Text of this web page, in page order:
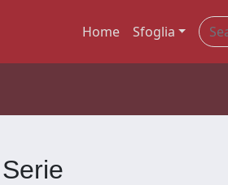
Home Sfoglia